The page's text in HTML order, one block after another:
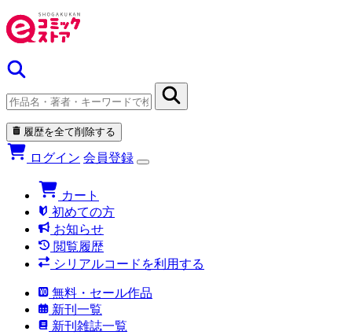
履歴を全て削除する
ログイン 会員登録
カート
初めての方
お知らせ
閲覧履歴
シリアルコードを利用する
無料・セール作品
新刊一覧
新刊雑誌一覧